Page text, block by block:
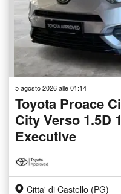
5 agosto 2026 alle 01:14
Toyota Proace
City Verso 1.5D
Executive
Citta' di Castello (PG)